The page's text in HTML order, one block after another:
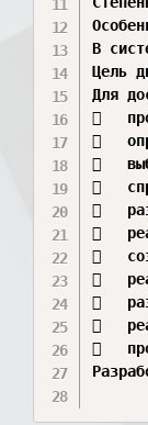
В
Цель
Для
	проанализировать предметную область интернет – торговли автозапчастями;
	определить требования к разрабатываемому веб – приложению;
	выбрать средства разработки и проектирования;
	спроектировать ролевую модель системы;
	разработать структуру базы данных;
	реализовать регистрацию и авторизацию пользователей;
	создать каталог товаров, карточку товара, корзину и оформление заказа;
	реализовать личный кабинет, адреса доставки, историю заказов и отзывы;
	разработать административную панель для управления товарами, пользователями, заказами, отзывами и обращениями;
	реализовать базовые меры безопасности;
	провести тестирование разработанного веб – приложения.